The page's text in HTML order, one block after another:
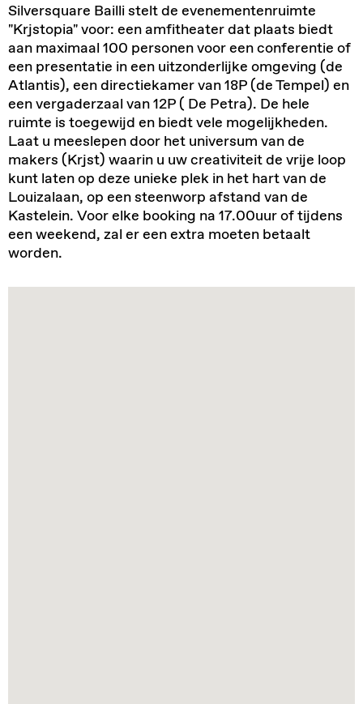
Silversquare Bailli stelt de evenementenruimte
"Krjstopia" voor: een amfitheater dat plaats biedt
aan maximaal 100 personen voor een conferentie of
een presentatie in een uitzonderlijke omgeving (de
Atlantis), een directiekamer van 18P (de Tempel) en
een vergaderzaal van 12P ( De Petra). De hele
ruimte is toegewijd en biedt vele mogelijkheden.
Laat u meeslepen door het universum van de
makers (Krjst) waarin u uw creativiteit de vrije loop
kunt laten op deze unieke plek in het hart van de
Louizalaan, op een steenworp afstand van de
Kastelein. Voor elke booking na 17.00uur of tijdens
een weekend, zal er een extra moeten betaalt
worden.